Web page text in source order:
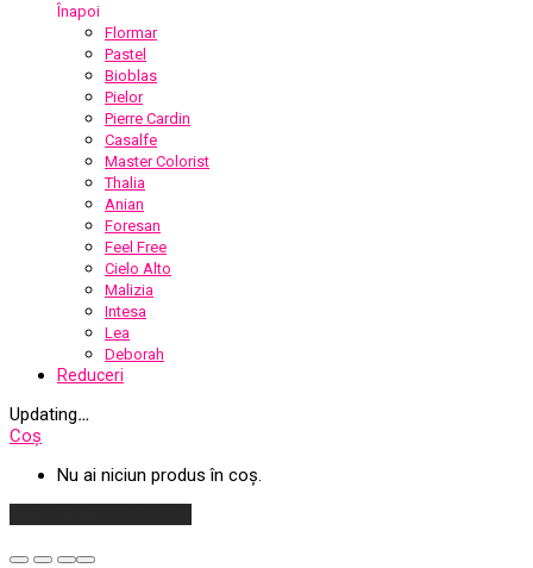
Înapoi
Flormar
Pastel
Bioblas
Pielor
Pierre Cardin
Casalfe
Master Colorist
Thalia
Anian
Foresan
Feel Free
Cielo Alto
Malizia
Intesa
Lea
Deborah
Reduceri
Updating…
Coș
Nu ai niciun produs în coș.